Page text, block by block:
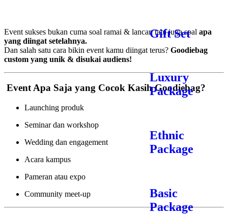
Gift Set
Luxury
Package
Ethnic
Package
Basic
Package
Event sukses bukan cuma soal ramai & lancar, tapi juga soal apa
yang diingat setelahnya.
Dan salah satu cara bikin event kamu diingat terus? Goodiebag
custom yang unik & disukai audiens!
️ Event Apa Saja yang Cocok Kasih Goodiebag?
Launching produk
Seminar dan workshop
Wedding dan engagement
Acara kampus
Pameran atau expo
Community meet-up